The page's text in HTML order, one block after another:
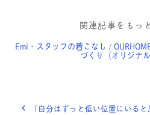
関連記事をもっ
Emi・スタッフの着こなし /
づくり（オリジナ
「自分はずっと低い位置にいると思っていた」リ